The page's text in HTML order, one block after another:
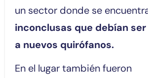
un sector donde se
inconclusas que debían
a nuevos quirófanos.
En el lugar también fueron